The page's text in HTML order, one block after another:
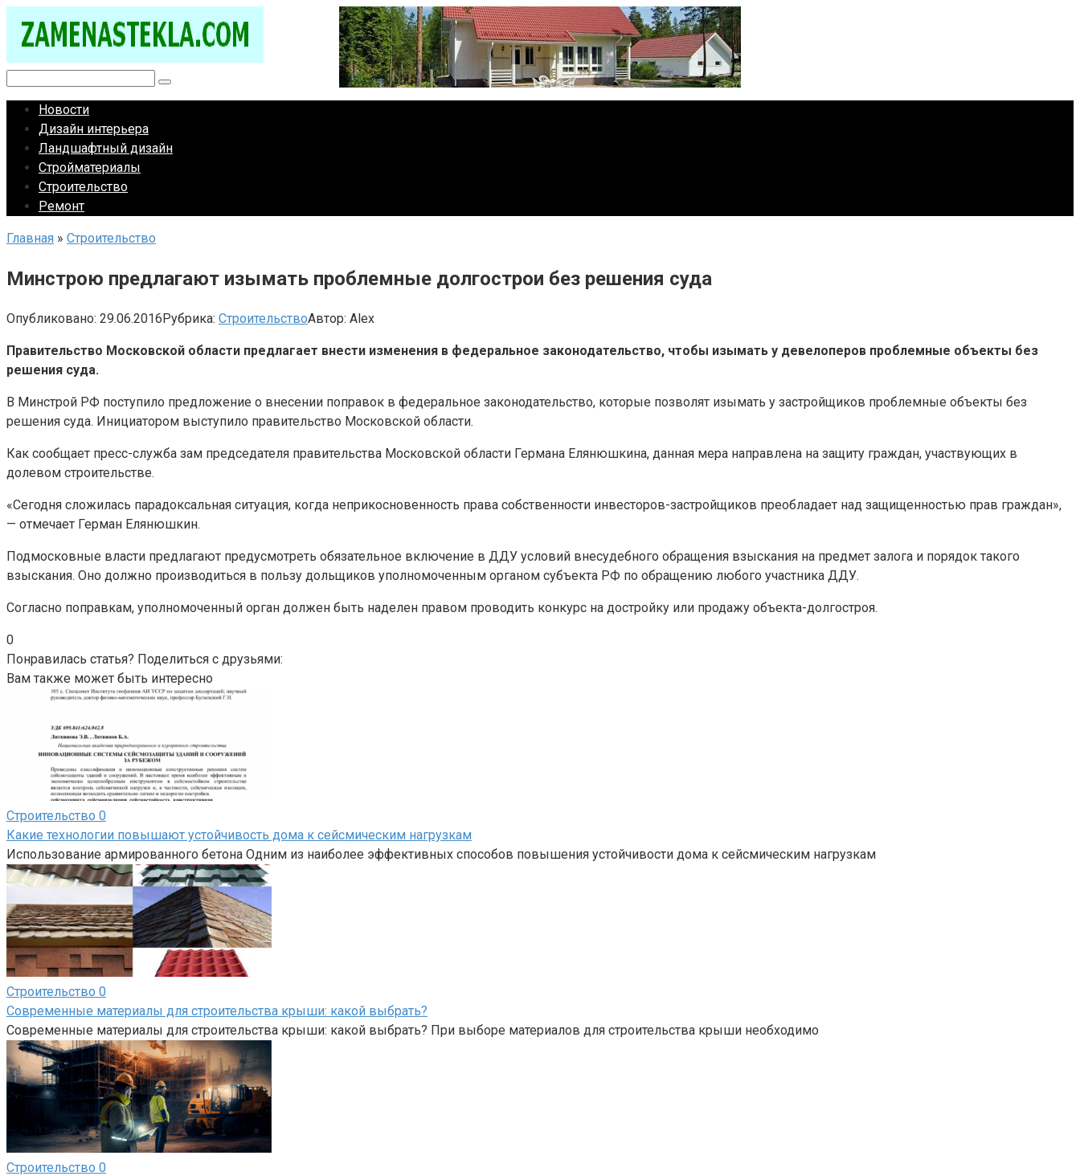
Новости
Дизайн интерьера
Ландшафтный дизайн
Стройматериалы
Строительство
Ремонт
Главная » Строительство
Минстрою предлагают изымать проблемные долгострои без решения суда
Опубликовано: 29.06.2016Рубрика: СтроительствоАвтор: Alex
Правительство Московской области предлагает внести изменения в федеральное законодательство, чтобы изымать у девелоперов проблемные объекты без
решения суда.
В Минстрой РФ поступило предложение о внесении поправок в федеральное законодательство, которые позволят изымать у застройщиков проблемные объекты без
решения суда. Инициатором выступило правительство Московской области.
Как сообщает пресс-служба зам председателя правительства Московской области Германа Елянюшкина, данная мера направлена на защиту граждан, участвующих в
долевом строительстве.
«Сегодня сложилась парадоксальная ситуация, когда неприкосновенность права собственности инвесторов-застройщиков преобладает над защищенностью прав граждан»,
— отмечает Герман Елянюшкин.
Подмосковные власти предлагают предусмотреть обязательное включение в ДДУ условий внесудебного обращения взыскания на предмет залога и порядок такого
взыскания. Оно должно производиться в пользу дольщиков уполномоченным органом субъекта РФ по обращению любого участника ДДУ.
Согласно поправкам, уполномоченный орган должен быть наделен правом проводить конкурс на достройку или продажу объекта-долгостроя.
0
Понравилась статья? Поделиться с друзьями:
Вам также может быть интересно
Строительство 0
Какие технологии повышают устойчивость дома к сейсмическим нагрузкам
Использование армированного бетона Одним из наиболее эффективных способов повышения устойчивости дома к сейсмическим нагрузкам
Строительство 0
Современные материалы для строительства крыши: какой выбрать?
Современные материалы для строительства крыши: какой выбрать? При выборе материалов для строительства крыши необходимо
Строительство 0